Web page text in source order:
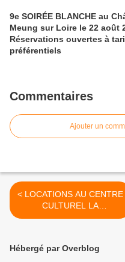
9e SOIRÉE BLANCHE au
Meung sur Loire le 22 août
Réservations ouvertes à
préférentiels
Commentaires
Ajouter un
< LOCATIONS AU CENTRE
CULTUREL LA
PASSERELLE DE...
Hébergé par Overblog